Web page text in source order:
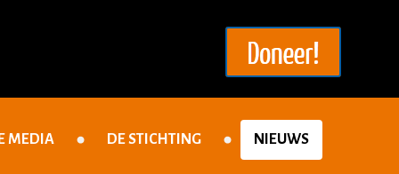
MEDIA DE STICHTING NIEUWS